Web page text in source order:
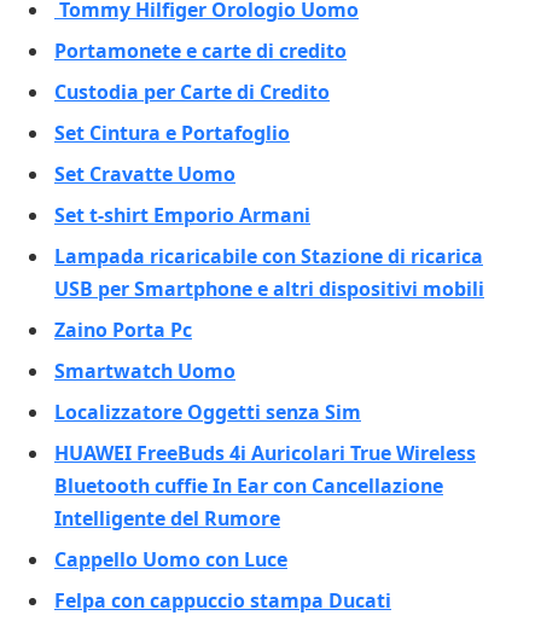
Tommy Hilfiger Orologio Uomo
Portamonete e carte di credito
Custodia per Carte di Credito
Set Cintura e Portafoglio
Set Cravatte Uomo
Set t-shirt Emporio Armani
Lampada ricaricabile con Stazione di ricarica
USB per Smartphone e altri dispositivi mobili
Zaino Porta Pc
Smartwatch Uomo
Localizzatore Oggetti senza Sim
HUAWEI FreeBuds 4i Auricolari True Wireless
Bluetooth cuffie In Ear con Cancellazione
Intelligente del Rumore
Cappello Uomo con Luce
Felpa con cappuccio stampa Ducati